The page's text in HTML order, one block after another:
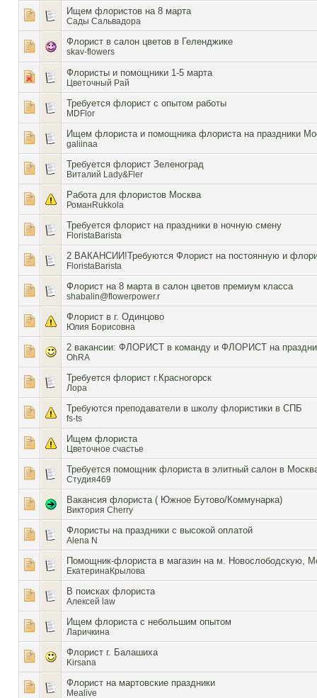
Ищем флористов на 8 марта
Сады Сальвадора
Флорист в салон цветов в Геленджике
skav-flowers
Флористы и помощники 1-5 марта
Цветочный Рай
Требуется флорист с опытом работы
MDFlor
Ищем флориста и помощника флориста на праздники
galiinaa
Требуется флорист Зеленоград
Виталий Lady&Fler
Работа для флористов Москва
РоманRukkola
Требуется флорист на праздники в ночную смену
FloristaBarista
2 ВАКАНСИИ!Требуются Флорист на постоянную и
FloristaBarista
Флорист на 8 марта в салон цветов премиум класса
shabalin@flowerpower.r
Флорист в г. Одинцово
Юлия Борисовна
2 вакансии: ФЛОРИСТ в команду и ФЛОРИСТ на
OhRA
Требуется флорист г.Красногорск
Лора
Требуются преподаватели в школу флористики в СПБ
fs-ts
Ищем флориста
Цветочное счастье
Требуется помощник флориста в элитный салон в
Студия469
Вакансия флориста ( Южное Бутово/Коммунарка)
Виктория Cherry
Флористы на праздники с высокой оплатой
Alena N
Помощник-флориста в магазин на м. Новослободскую,
ЕкатеринаКрылова
В поисках флориста
Алексей law
Ищем флориста с небольшим опытом
Ларичкина
Флорист г. Балашиха
Kirsana
Флорист на мартовские праздники
Mealive